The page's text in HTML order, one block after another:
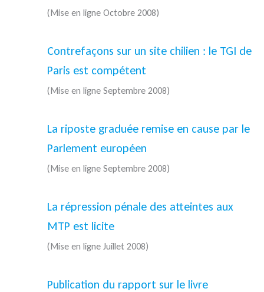
(Mise en ligne Octobre 2008)
Contrefaçons sur un site chilien : le TGI de
Paris est compétent
(Mise en ligne Septembre 2008)
La riposte graduée remise en cause par le
Parlement européen
(Mise en ligne Septembre 2008)
La répression pénale des atteintes aux
MTP est licite
(Mise en ligne Juillet 2008)
Publication du rapport sur le livre